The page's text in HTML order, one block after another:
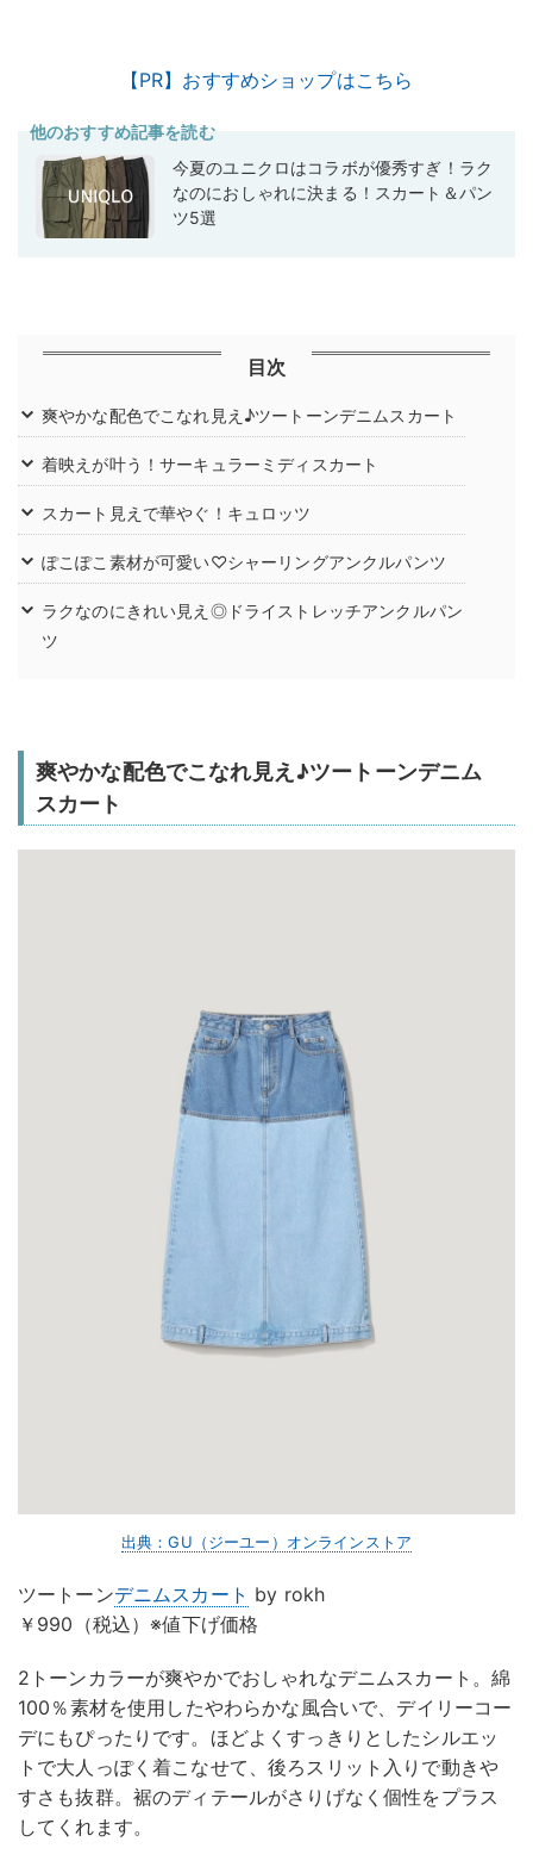
【PR】おすすめショップはこちら
他のおすすめ記事を読む
今夏のユニクロはコラボが優秀すぎ！ラク
なのにおしゃれに決まる！スカート＆パン
ツ5選
目次
爽やかな配色でこなれ見え♪ツートーンデニムスカート
着映えが叶う！サーキュラーミディスカート
スカート見えで華やぐ！キュロッツ
ぽこぽこ素材が可愛い♡シャーリングアンクルパンツ
ラクなのにきれい見え◎ドライストレッチアンクルパン
ツ
爽やかな配色でこなれ見え♪ツートーンデニム
スカート
出典：GU（ジーユー）オンラインストア
ツートーンデニムスカート by rokh
￥990（税込）※値下げ価格
2トーンカラーが爽やかでおしゃれなデニムスカート。綿
100％素材を使用したやわらかな風合いで、デイリーコー
デにもぴったりです。ほどよくすっきりとしたシルエッ
トで大人っぽく着こなせて、後ろスリット入りで動きや
すさも抜群。裾のディテールがさりげなく個性をプラス
してくれます。